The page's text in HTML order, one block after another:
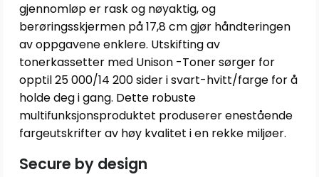
gjennomløp er rask og nøyaktig, og
berøringsskjermen på 17,8 cm gjør håndteringen
av oppgavene enklere. Utskifting av
tonerkassetter med Unison -Toner sørger for
opptil 25 000/14 200 sider i svart-hvitt/farge for å
holde deg i gang. Dette robuste
multifunksjonsproduktet produserer enestående
fargeutskrifter av høy kvalitet i en rekke miljøer.
Secure by design